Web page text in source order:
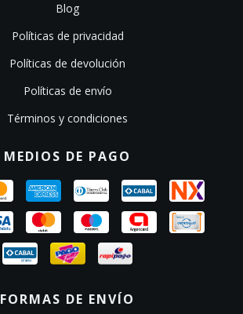
Blog
Políticas de privacidad
Políticas de devolución
Políticas de envío
Términos y condiciones
MEDIOS DE PAGO
FORMAS DE ENVÍO